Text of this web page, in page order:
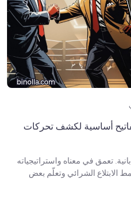
مفاتيح أساسية لكشف تحركات
تعمق في معناه واستراتيجياته
الابتلاع الشرائي وتعلّم بعض